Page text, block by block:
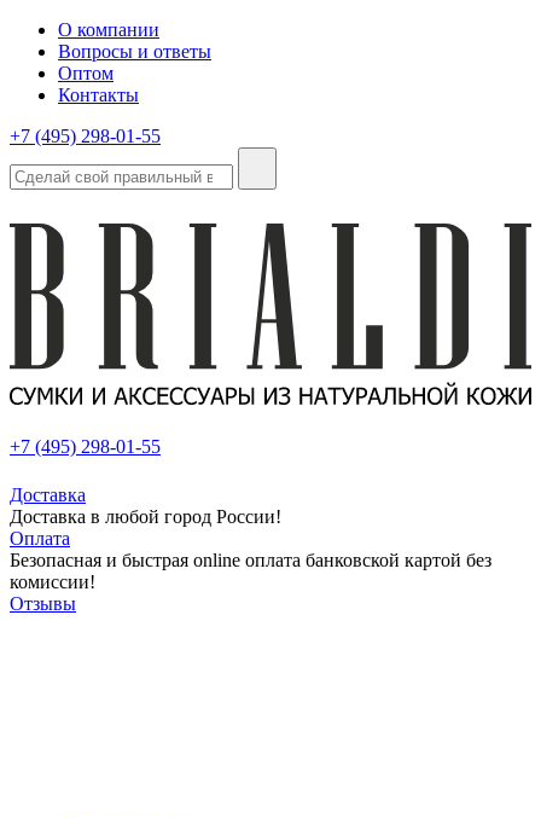
О компании
Вопросы и ответы
Оптом
Контакты
+7 (495) 298-01-55
+7 (495) 298-01-55
Доставка
Доставка в любой город России!
Оплата
Безопасная и быстрая online оплата банковской картой без
комиссии!
Отзывы